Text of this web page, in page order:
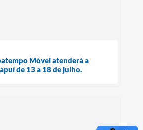
Móvel atenderá a
de 13 a 18 de julho.